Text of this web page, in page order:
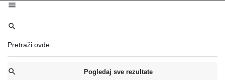
Pogledaj sve rezultate